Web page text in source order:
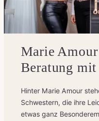
Marie
Beratung mit
Hinter Marie Amour
Schwestern, die ihre
etwas ganz